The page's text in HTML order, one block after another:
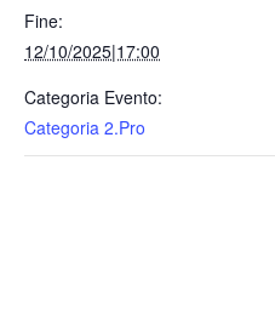
Fine:
12/10/2025|17:00
Categoria Evento:
Categoria 2.Pro